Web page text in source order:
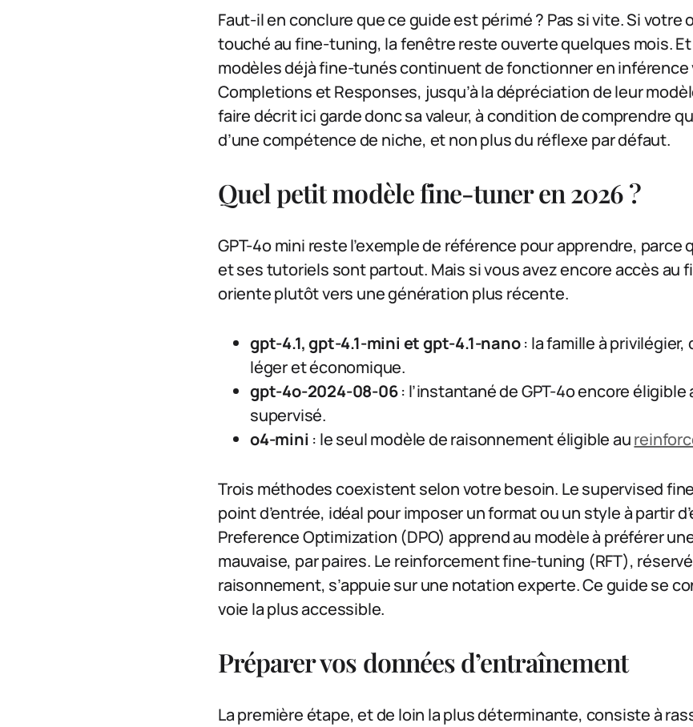
Faut-il en conclure que ce guide est périmé ? Pas si vite. Si votre
touché au fine-tuning, la fenêtre reste ouverte quelques mois.
modèles déjà fine-tunés continuent de fonctionner en inférence
Completions et Responses, jusqu’à la dépréciation de leur
faire décrit ici garde donc sa valeur, à condition de comprendre
d’une compétence de niche, et non plus du réflexe par défaut.
Quel petit modèle fine-tuner en 2026 ?
GPT-4o mini reste l’exemple de référence pour apprendre,
et ses tutoriels sont partout. Mais si vous avez encore accès au
oriente plutôt vers une génération plus récente.
gpt-4.1, gpt-4.1-mini et gpt-4.1-nano: la famille à privilégier,
léger et économique.
gpt-4o-2024-08-06: l’instantané de GPT-4o encore
supervisé.
o4-mini : le seul modèle de raisonnement éligible au
Trois méthodes coexistent selon votre besoin. Le supervised
point d’entrée, idéal pour imposer un format ou un style à partir
Preference Optimization (DPO) apprend au modèle à préférer
mauvaise, par paires. Le reinforcement fine-tuning (RFT),
raisonnement, s’appuie sur une notation experte. Ce guide se
voie la plus accessible.
Préparer vos données d’entraînement
La première étape, et de loin la plus déterminante, consiste à